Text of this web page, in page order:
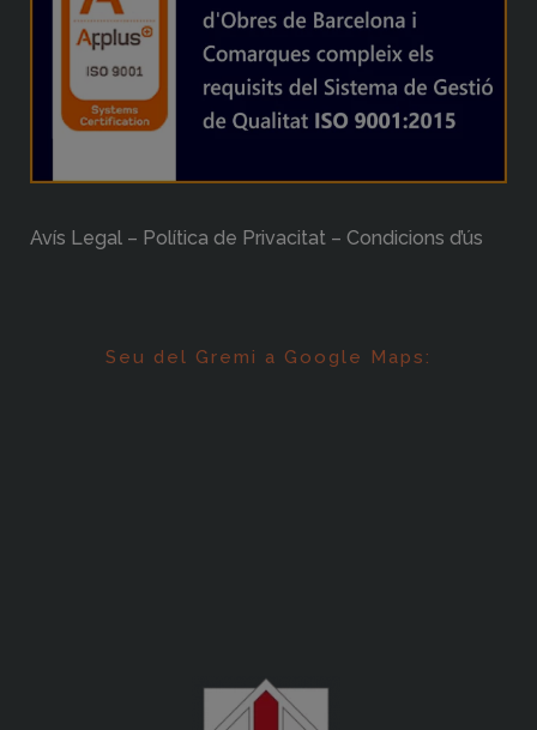
Avís Legal – Política de Privacitat – Condicions d’ús
Seu del Gremi a Google Maps: